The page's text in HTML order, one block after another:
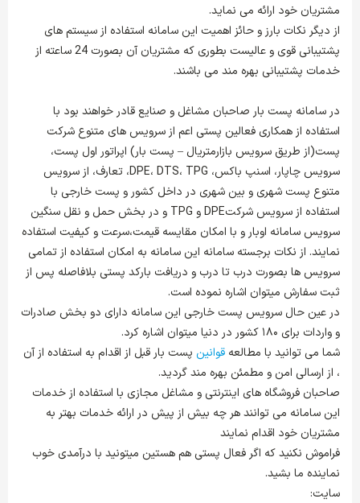
مشتریان خود ارائه می نماید.
از دیگر نکات بارز و حائز اهمیت این سامانه استفاده از سیستم های
پشتیبانی قوی و عالیست بطوری که مشتریان آن بصورت 24 ساعته از
خدمات پشتیبانی بهره مند می باشند.
در سامانه پست بار صاحبان مشاغل و صنایع قادر خواهند بود با
استفاده از همکاری فعالین پستی اعم از سرویس های متنوع شرکت
پست(از طریق سرویس بازارمتریال – پست بار) اپراتور اول پست،
سرویس چاپار، اسنپ باکس، DPE، DTS، TPG، تعارف، از سرویس
متنوع پست شهری و بین شهری در داخل کشور و پست خارجی با
استفاده از سرویس شرکتDPE و TPG و در بخش حمل و نقل سنگین
سرویس سامانه اوبار و با امکان مقایسه قیمت،سرعت و کیفیت استفاده
نمایند. از نکات برجسته سامانه این سامانه به امکان استفاده از تمامی
سرویس ها بصورت درب تا درب و دریافت بارکد پستی بلافاصله پس از
ثبت سفارش میتوان اشاره نموده است.
در عین حال سرویس پست خارجی این سامانه دارای دو بخش صادرات
و واردات برای ۱۸۰ کشور در دنیا میتوان اشاره کرد.
شما می توانید با مطالعه قوانین پست بار قبل از اقدام به استفاده از آن
، از ارسالی امن و مطمئن بهره مند گردید.
صاحبان فروشگاه های اینترنتی و مشاغل مجازی با استفاده از خدمات
این سامانه می توانند هر چه بیش از پیش در ارائه خدمات بهتر به
مشتریان خود اقدام نمایند
فراموش نکنید که اگر فعال پستی هم هستین میتونید با درآمدی خوب
نماینده ما بشید.
سایت: